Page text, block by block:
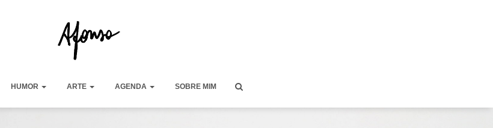
HUMOR ARTE AGENDA SOBRE MIM